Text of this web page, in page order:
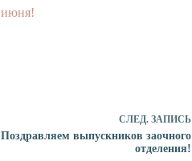
июня!
СЛЕД. ЗАПИСЬ
Поздравляем выпускников заочного
отделения!